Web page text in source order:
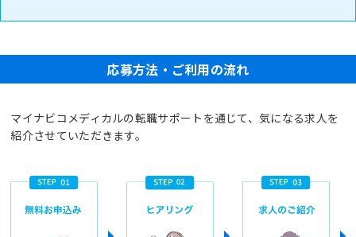
応募方法・ご利用の流れ
マイナビコメディカルの転職サポートを通じて、気になる求人を
紹介させていただきます。